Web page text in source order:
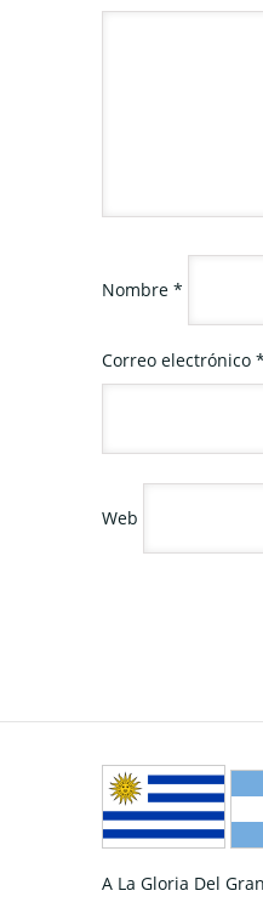
Nombre *
Correo electrónico *
Web
A La Gloria Del